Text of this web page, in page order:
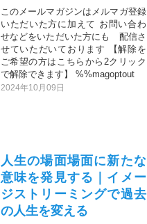
このメールマガジンはメルマガ登録
いただいた方に加えて お問い合わ
せなどをいただいた方にも 配信さ
せていただいております 【解除を
ご希望の方はこちらから2クリック
で解除できます】 %%magoptout
2024年10月09日
人生の場面場面に新たな
意味を発見する｜イメー
ジストリーミングで過去
の人生を変える